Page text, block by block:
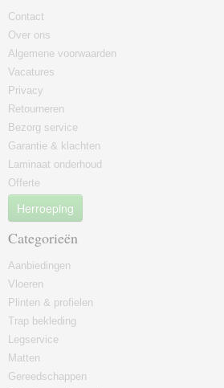
Contact
Over ons
Algemene voorwaarden
Vacatures
Privacy
Retourneren
Bezorg service
Garantie & klachten
Laminaat onderhoud
Offerte
Herroeping
Categorieën
Aanbiedingen
Vloeren
Plinten & profielen
Trap bekleding
Legservice
Matten
Gereedschappen